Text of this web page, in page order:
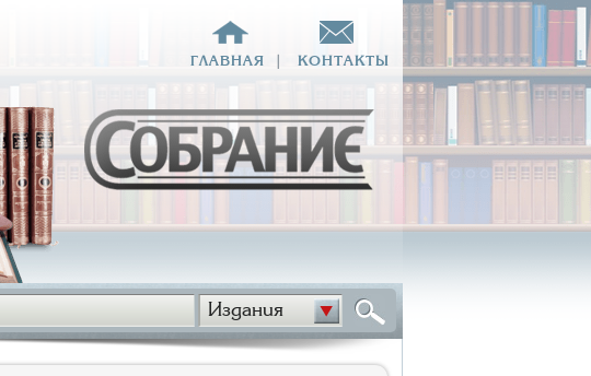
ГЛАВНАЯ КОНТАКТЫ
Издания